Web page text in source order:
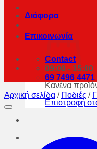
Κανένα
Επιστροφή
Διάφορα
Επικοινωνία
Contact
09:00 - 15:00
69 7496 4471
Αρχική σελίδα / Ποδιές /